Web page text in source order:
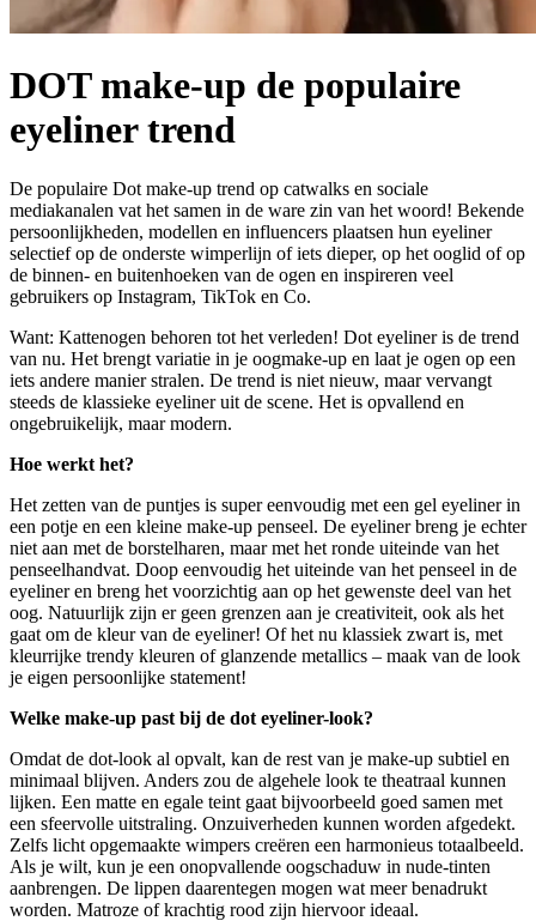
DOT make-up de populaire
eyeliner trend
De populaire Dot make-up trend op catwalks en sociale
mediakanalen vat het samen in de ware zin van het woord! Bekende
persoonlijkheden, modellen en influencers plaatsen hun eyeliner
selectief op de onderste wimperlijn of iets dieper, op het ooglid of op
de binnen- en buitenhoeken van de ogen en inspireren veel
gebruikers op Instagram, TikTok en Co.
Want: Kattenogen behoren tot het verleden! Dot eyeliner is de trend
van nu. Het brengt variatie in je oogmake-up en laat je ogen op een
iets andere manier stralen. De trend is niet nieuw, maar vervangt
steeds de klassieke eyeliner uit de scene. Het is opvallend en
ongebruikelijk, maar modern.
Hoe werkt het?
Het zetten van de puntjes is super eenvoudig met een gel eyeliner in
een potje en een kleine make-up penseel. De eyeliner breng je echter
niet aan met de borstelharen, maar met het ronde uiteinde van het
penseelhandvat. Doop eenvoudig het uiteinde van het penseel in de
eyeliner en breng het voorzichtig aan op het gewenste deel van het
oog. Natuurlijk zijn er geen grenzen aan je creativiteit, ook als het
gaat om de kleur van de eyeliner! Of het nu klassiek zwart is, met
kleurrijke trendy kleuren of glanzende metallics – maak van de look
je eigen persoonlijke statement!
Welke make-up past bij de dot eyeliner-look?
Omdat de dot-look al opvalt, kan de rest van je make-up subtiel en
minimaal blijven. Anders zou de algehele look te theatraal kunnen
lijken. Een matte en egale teint gaat bijvoorbeeld goed samen met
een sfeervolle uitstraling. Onzuiverheden kunnen worden afgedekt.
Zelfs licht opgemaakte wimpers creëren een harmonieus totaalbeeld.
Als je wilt, kun je een onopvallende oogschaduw in nude-tinten
aanbrengen. De lippen daarentegen mogen wat meer benadrukt
worden. Matroze of krachtig rood zijn hiervoor ideaal.